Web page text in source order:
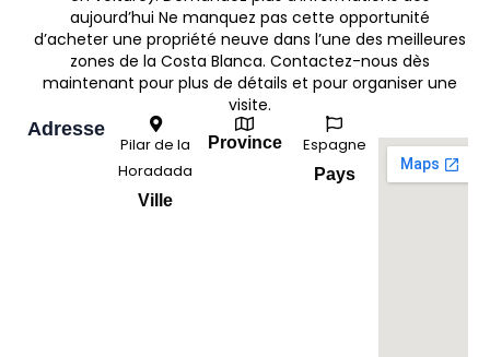
aujourd’hui Ne manquez pas cette opportunité
d’acheter une propriété neuve dans l’une des meilleures
zones de la Costa Blanca. Contactez-nous dès
maintenant pour plus de détails et pour organiser une
visite.
Adresse
Pilar de la
Horadada
Ville
Province Espagne
Pays